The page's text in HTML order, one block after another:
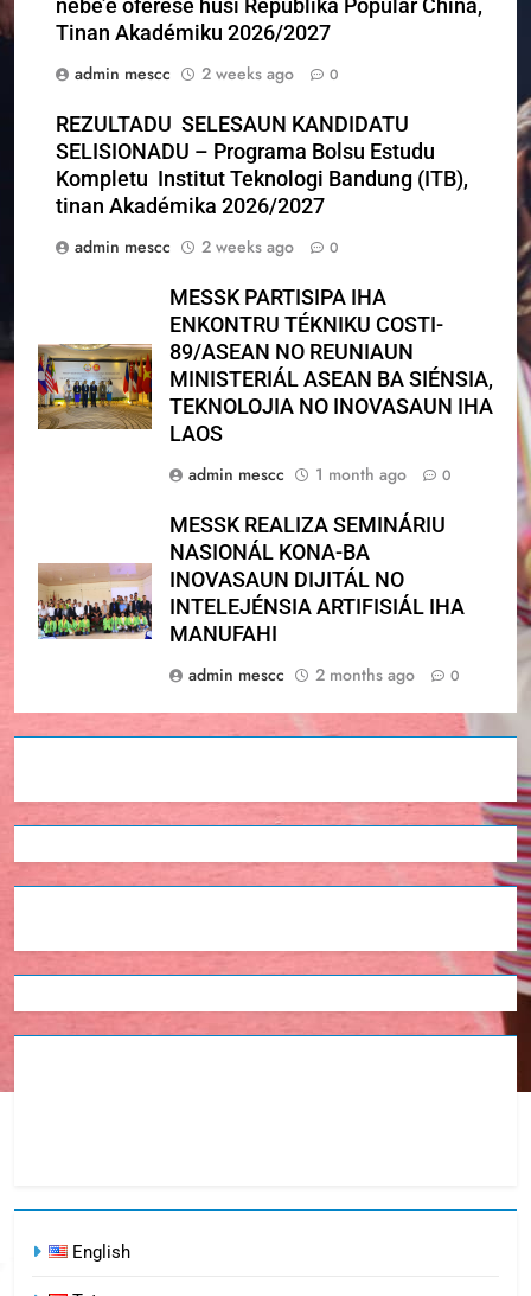
nebe’e oferese husi Republika Popular China,
Tinan Akadémiku 2026/2027
admin mescc
2 weeks ago 0
REZULTADU SELESAUN KANDIDATU
SELISIONADU – Programa Bolsu Estudu
Kompletu Institut Teknologi Bandung (ITB),
tinan Akadémika 2026/2027
admin mescc
2 weeks ago 0
MESSK PARTISIPA IHA
ENKONTRU TÉKNIKU COSTI-
89/ASEAN NO REUNIAUN
MINISTERIÁL ASEAN BA SIÉNSIA,
TEKNOLOJIA NO INOVASAUN IHA
LAOS
admin mescc
1 month ago 0
MESSK REALIZA SEMINÁRIU
NASIONÁL KONA-BA
INOVASAUN DIJITÁL NO
INTELEJÉNSIA ARTIFISIÁL IHA
MANUFAHI
admin mescc
2 months ago 0
English